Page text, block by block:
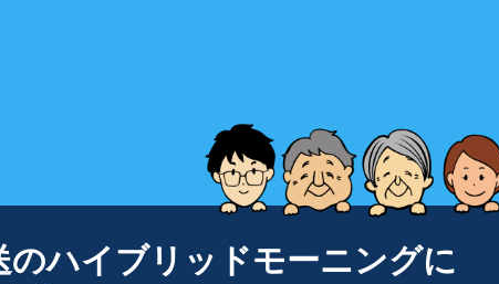
のハイブリッドモーニングに